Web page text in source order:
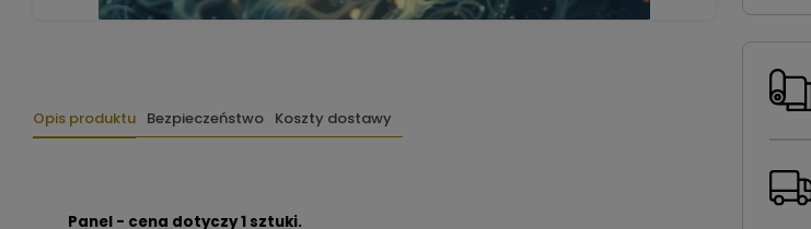
Opis produktu Bezpieczeństwo Koszty dostawy
Panel - cena dotyczy 1 sztuki.